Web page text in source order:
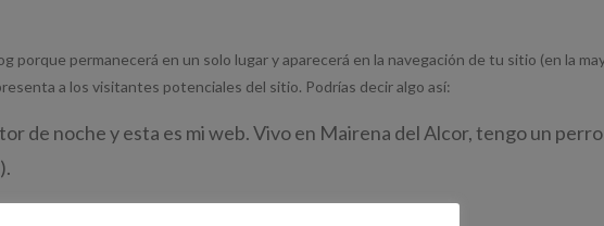
porque permanecerá en un solo lugar y aparecerá en la navegación de tu sitio (en la
a los visitantes potenciales del sitio. Podrías decir algo así:
de noche y esta es mi web. Vivo en Mairena del Alcor, tengo un